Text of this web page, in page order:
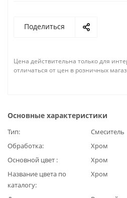
Поделиться
Цена действительна только для
отличаться от цен в розничных
Основные характеристики
Тип
Смеситель
Обработка
Хром
Основной цвет
Хром
Название цвета по
каталогу
Хром